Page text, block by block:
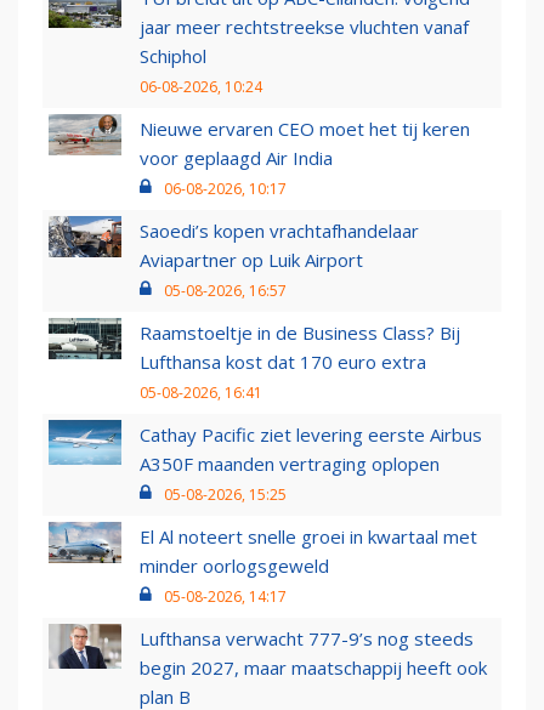
jaar meer rechtstreekse vluchten vanaf
Schiphol
06-08-2026, 10:24
Nieuwe ervaren CEO moet het tij keren
voor geplaagd Air India
06-08-2026, 10:17
Saoedi’s kopen vrachtafhandelaar
Aviapartner op Luik Airport
05-08-2026, 16:57
Raamstoeltje in de Business Class? Bij
Lufthansa kost dat 170 euro extra
05-08-2026, 16:41
Cathay Pacific ziet levering eerste Airbus
A350F maanden vertraging oplopen
05-08-2026, 15:25
El Al noteert snelle groei in kwartaal met
minder oorlogsgeweld
05-08-2026, 14:17
Lufthansa verwacht 777-9’s nog steeds
begin 2027, maar maatschappij heeft ook
plan B